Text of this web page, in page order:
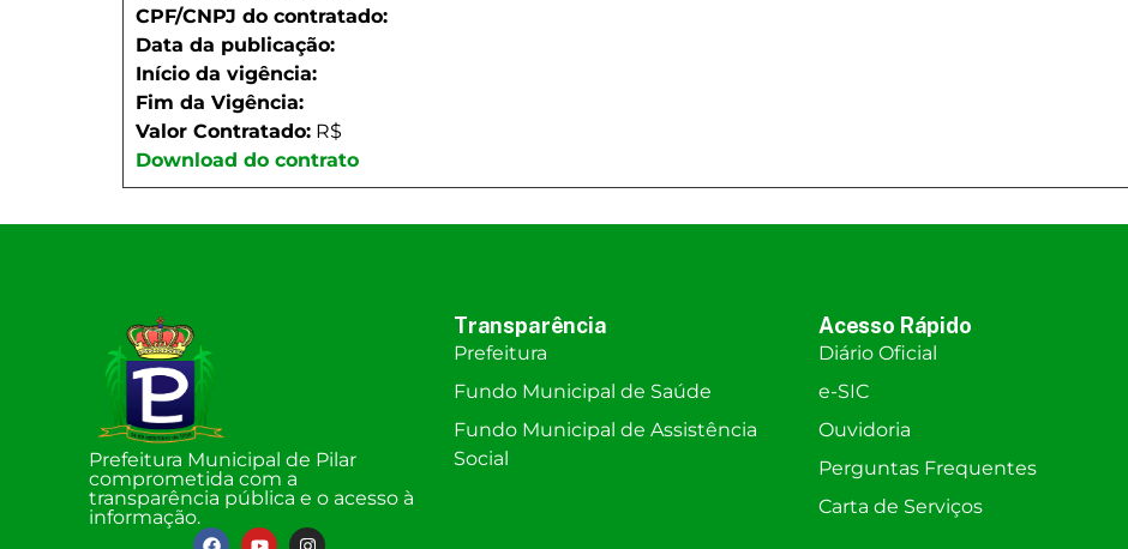
CPF/CNPJ do contratado:
Data da publicação:
Início da vigência:
Fim da Vigência:
Valor Contratado: R$
Download do contrato
Prefeitura Municipal de Pilar
comprometida com a
transparência pública e o acesso à
informação.
Transparência
Prefeitura
Fundo Municipal de Saúde
Fundo Municipal de Assistência
Social
Acesso Rápido
Diário Oficial
e-SIC
Ouvidoria
Perguntas Frequentes
Carta de Serviços